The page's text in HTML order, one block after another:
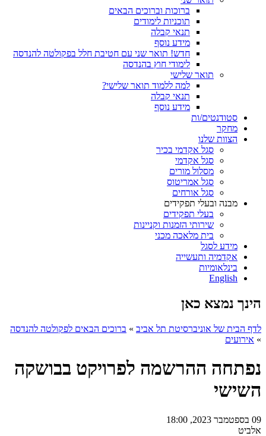
ברוכות וברוכים הבאים
תוכניות לימודים
תנאי קבלה
מידע נוסף
חדש! תואר שני עם חטיבת חלל בפקולטה להנדסה
לימודי חוץ בהנדסה
תואר שלישי
למה ללמוד תואר שלישי?
תנאי קבלה
מידע נוסף
סטודנטים/ות
מחקר
הצוות שלנו
סגל אקדמי בכיר
סגל אקדמי
מסלול מורים
סגל אמריטוס
סגל אורחים
מבנה ובעלי תפקידים
בעלי תפקידים
שירותי הזמנות וקניינות
בית מלאכה מכני
מידע לסגל
אקדמיה ותעשייה
בינלאומיות
English
הינך נמצא כאן
לדף הבית של אוניברסיטת תל אביב » ברוכים הבאים לפקולטה להנדסה
» אירועים
נפתחה ההרשמה לפרויקט בבושקה
השישי
09 בספטמבר 2023, 18:00
אלביט